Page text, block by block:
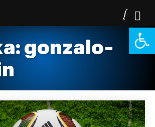
gonzalo-